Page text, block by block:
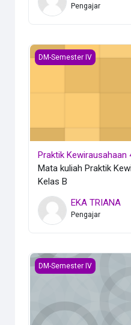
Pengajar
Praktik Kewirausahaan 4B
DM-Semester IV
Praktik Kewirausahaan
Mata kuliah Praktik
Kelas B
EKA TRIANA
Pengajar
Fashion Branding 4B
DM-Semester IV